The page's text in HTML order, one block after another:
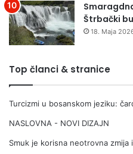
Štrbački
18. Maja
Top članci & stranice
Turcizmi u bosanskom jeziku:
NASLOVNA - NOVI DIZAJN
Smuk je korisna neotrovna